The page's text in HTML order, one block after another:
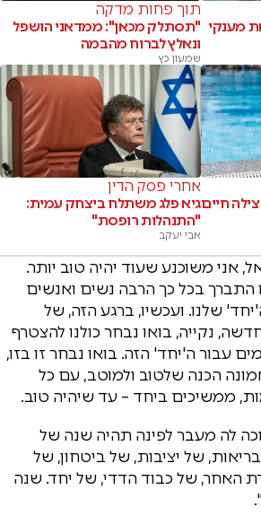
מענקי
תוך פחות מדקה
"תסתלק מכאן": ממדאני הושפל
ונאלץ לברוח מהבמה
שמעון כץ
חיים
אחרי פסק הדין
גיא פלג משתלח ביצחק עמית:
"התנהלות רופסת"
אבי יעקב
אני משוכנע שעוד יהיה טוב יותר.
התברך בכל כך הרבה נשים ואנשים
שלנו. ועכשיו, ברגע הזה, של
נקייה, בואו נבחר כולנו להצטרף
עבור ה'יחד' הזה. בואו נבחר זו בזו,
הכנה שלטוב ולמוטב, עם כל
ממשיכים ביחד – עד שיהיה טוב.
לה מעבר לפינה תהיה שנה של
של יציבות, של ביטחון, של
האחר, של כבוד הדדי, של יחד. שנה